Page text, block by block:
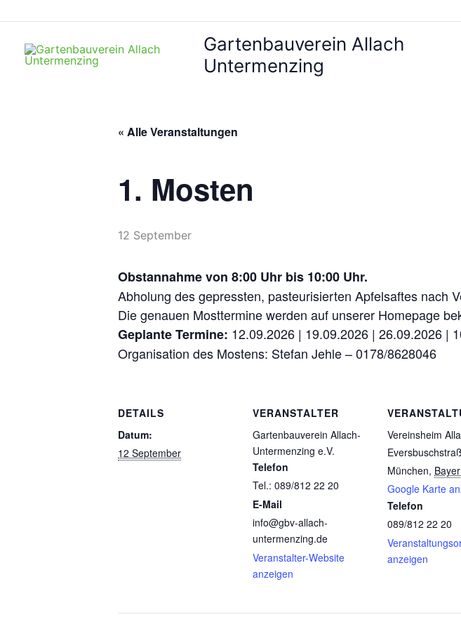
springen
Gartenbauverein Allach
Untermenzing
« Alle Veranstaltungen
1. Mosten
12 September
Obstannahme von 8:00 Uhr bis 10:00 Uhr.
Abholung des gepressten, pasteurisierten Apfelsaftes nach
Die genauen Mosttermine werden auf unserer Homepage
Geplante Termine: 12.09.2026 | 19.09.2026 | 26.09.2026 |
Organisation des Mostens: Stefan Jehle – 0178/8628046
DETAILS
Datum:
12 September
VERANSTALTER
Gartenbauverein Allach-
Untermenzing e.V.
Telefon
Tel.: 089/812 22 20
E-Mail
info@gbv-allach-
untermenzing.de
Veranstalter-Website
anzeigen
Vereinsheim
München,
Google Karte
Telefon
089/812 22 20
anzeigen